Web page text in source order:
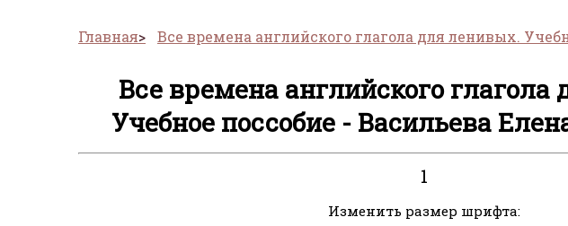
Главная Все времена английского глагола для ленивых.
Все времена английского
Учебное поссобие - Васильева
1
Изменить размер шрифта: